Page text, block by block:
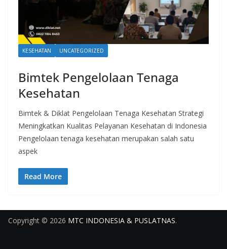
KESEHATAN UNCATEGORIZED
Bimtek Pengelolaan Tenaga
Kesehatan
Bimtek & Diklat Pengelolaan Tenaga Kesehatan Strategi
Meningkatkan Kualitas Pelayanan Kesehatan di Indonesia
Pengelolaan tenaga kesehatan merupakan salah satu
aspek
Read More
Copyright © 2026 MTC INDONESIA & PUSLATNAS.